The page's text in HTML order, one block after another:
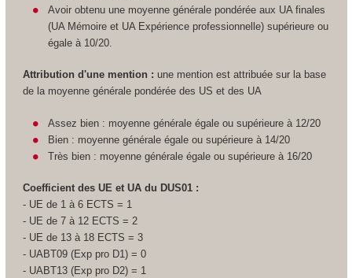
Avoir obtenu une moyenne générale pondérée aux UA finales
(UA Mémoire et UA Expérience professionnelle) supérieure ou
égale à 10/20.
Attribution d'une mention : une mention est attribuée sur la base
de la moyenne générale pondérée des US et des UA
Assez bien : moyenne générale égale ou supérieure à 12/20
Bien : moyenne générale égale ou supérieure à 14/20
Très bien : moyenne générale égale ou supérieure à 16/20
Coefficient des UE et UAdu DUS01 :
- UE de 1 à 6 ECTS = 1
- UE de 7 à 12 ECTS = 2
- UE de 13 à 18 ECTS = 3
- UABT09 (Exp pro D1) = 0
- UABT13 (Exp pro D2) = 1